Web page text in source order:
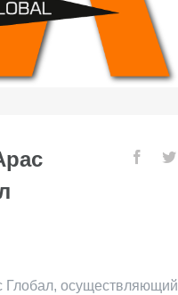
осуществляющий